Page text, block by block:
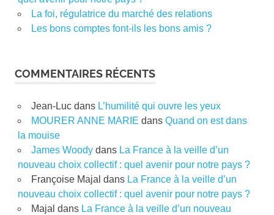
La foi, régulatrice du marché des relations
Les bons comptes font-ils les bons amis ?
COMMENTAIRES RÉCENTS
Jean-Lucdans L’humilité qui ouvre les yeux
MOURER ANNE MARIE dans Quand on est dans
la mouise
James Woodydans La France à la veille d’un
nouveau choix collectif : quel avenir pour notre pays ?
Françoise Majal dans La France à la veille d’un
nouveau choix collectif : quel avenir pour notre pays ?
Majal dans La France à la veille d’un nouveau